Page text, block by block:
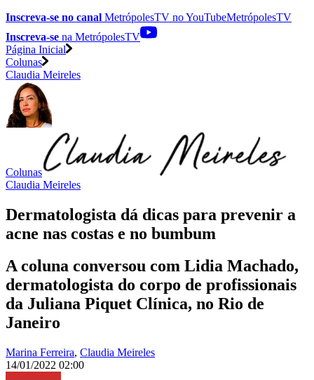
Inscreva-se no canal MetrópolesTV noYouTubeMetrópolesTV
Inscreva-se na MetrópolesTV
Página Inicial
Colunas
Claudia Meireles
Colunas
Claudia Meireles
Dermatologista dá dicas para prevenir a
acne nas costas e no bumbum
A coluna conversou com Lidia Machado,
dermatologista do corpo de profissionais
da Juliana Piquet Clínica, no Rio de
Janeiro
Marina Ferreira, Claudia Meireles
14/01/2022 02:00